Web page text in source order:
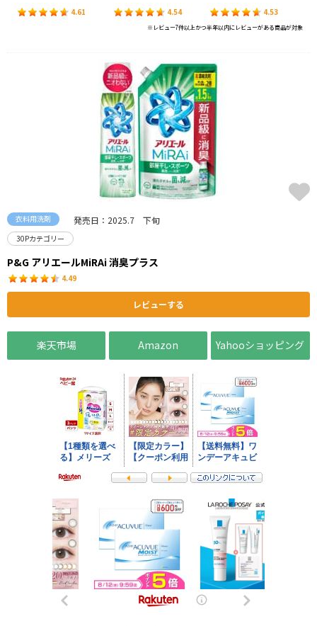
4.61 4.54 4.53
※レビュー7件以上かつ半年以内にレビューがある商品が対象
衣料用洗剤 発売日：2025.7 下旬
30Pカテゴリー
P&G アリエールMiRAi 消臭プラス
4.49
レビューする
楽天市場 Amazon Yahooショッピング